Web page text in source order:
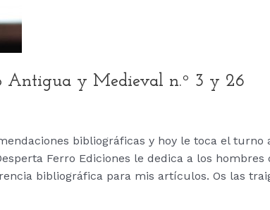
Antigua y Medieval n.º 3 y 26
bibliográficas y hoy le toca el turno
Ferro Ediciones le dedica a los hombres
bibliográfica para mis artículos. Os las